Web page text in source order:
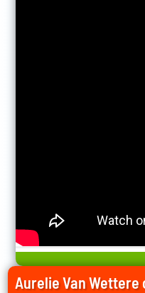
Aurelie Van